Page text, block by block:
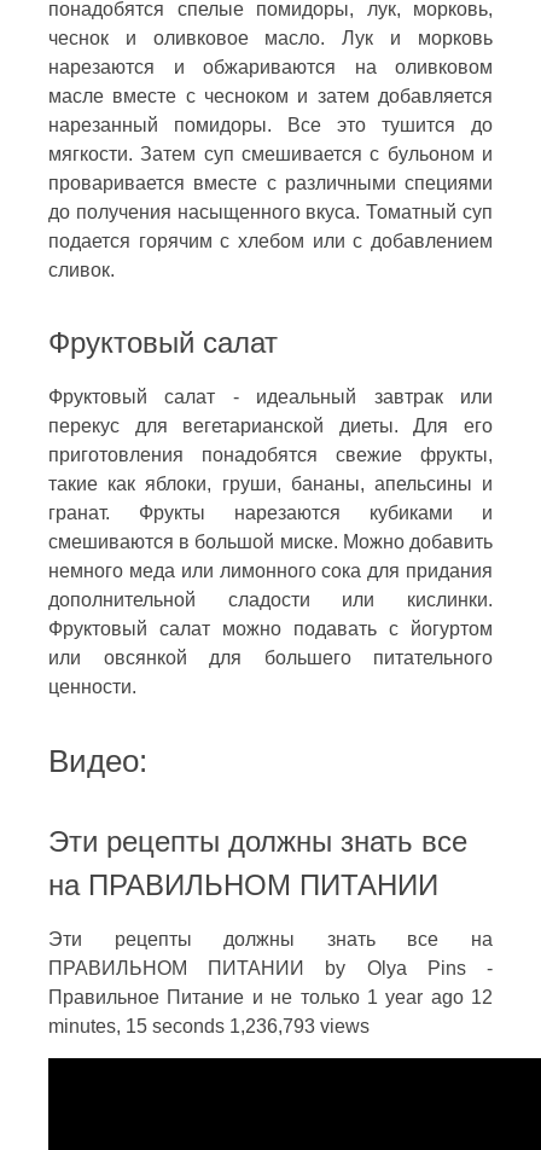
понадобятся спелые помидоры, лук, морковь,
чеснок и оливковое масло. Лук и морковь
нарезаются и обжариваются на оливковом
масле вместе с чесноком и затем добавляется
нарезанный помидоры. Все это тушится до
мягкости. Затем суп смешивается с бульоном и
проваривается вместе с различными специями
до получения насыщенного вкуса. Томатный суп
подается горячим с хлебом или с добавлением
сливок.
Фруктовый салат
Фруктовый салат - идеальный завтрак или
перекус для вегетарианской диеты. Для его
приготовления понадобятся свежие фрукты,
такие как яблоки, груши, бананы, апельсины и
гранат. Фрукты нарезаются кубиками и
смешиваются в большой миске. Можно добавить
немного меда или лимонного сока для придания
дополнительной сладости или кислинки.
Фруктовый салат можно подавать с йогуртом
или овсянкой для большего питательного
ценности.
Видео:
Эти рецепты должны знать все
на ПРАВИЛЬНОМ ПИТАНИИ
Эти рецепты должны знать все на
ПРАВИЛЬНОМ ПИТАНИИ by Olya Pins -
Правильное Питание и не только 1 year ago 12
minutes, 15 seconds 1,236,793 views